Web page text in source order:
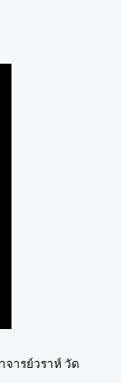
ารย์วราห์ วัด